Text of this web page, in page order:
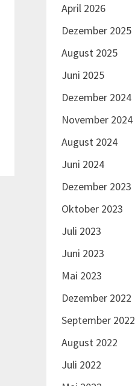
April 2026
Dezember 2025
August 2025
Juni 2025
Dezember 2024
November 2024
August 2024
Juni 2024
Dezember 2023
Oktober 2023
Juli 2023
Juni 2023
Mai 2023
Dezember 2022
September 2022
August 2022
Juli 2022